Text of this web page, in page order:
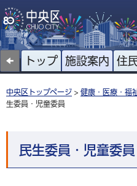
トップ 施設案内 住
中央区トップページ > 健康・医療・福
生委員・児童委員
民生委員・児童委員